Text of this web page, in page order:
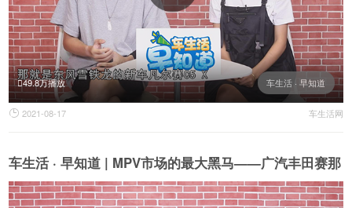
车生活 · 早知道
49.8万播放
 2021-08-17 车生活网
车生活 · 早知道 | MPV市场的最大黑马——广汽丰田赛那